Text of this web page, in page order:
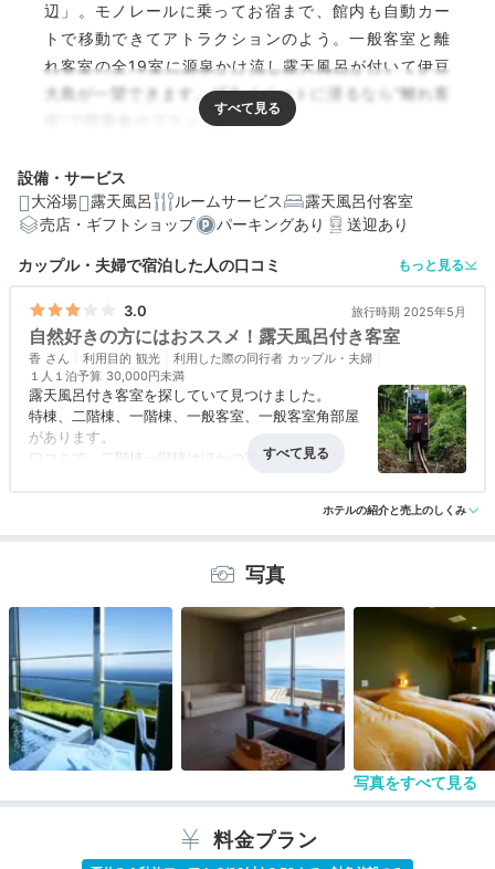
辺」。モノレールに乗ってお宿まで、館内も自動カー
トで移動できてアトラクションのよう。一般客室と離
れ客室の全19室に源泉かけ流し露天風呂が付いて伊豆
大島が一望できます。プライベートに浸るなら“離れ客
室”で部屋食のプランもあり。
編集部おすすめの３つのポイント
伊豆大島・相模湾を一望できる、オーシャンビューの客
室
全室に自家源泉かけ流しの温泉露天風呂付き
モノレールに乗ってお宿まで。自動カートでアトラクシ
ョン気分
設備・サービス
大浴場
露天風呂 ルームサービス
露天風呂付客室
売店・ギフトショップ
パーキングあり 送迎あり
カップル・夫婦で宿泊した人の口コミ もっと見る
3.0 旅行時期 2025年5月
自然好きの方にはおススメ！露天風呂付き客室
香 利用目的 観光 利用した際の同行者 カップル・夫婦
１人１泊予算 30,000円未満
露天風呂付き客室を探していて見つけました。
特棟、二階棟、一階棟、一般客室、一般客室角部屋
があります。
口コミで、二階棟一階棟はほかの客の音が気になる
露天風呂付のお部屋で自然に囲まれています。
今の時期は虫は比較的少なかったです。
夏になると蚊などでると思います。
車を駐車場に入れてモノレールでフロントまで行き
ます。
私たち夫婦は３時に駐車場に一番乗りで入庫したの
ですが、送迎の客がその後入ってきたため先にモノ
レールでロビーまで行ってしまいました。そのた
め、モノレールが戻ってくるまで１０分近く待つこ
とになりました。
チェックアウト時は、カートを事前にお願いしカー
トの準備できたとスタッフより連絡をもらい外に出
てみるとカートがありませんでした。
スタッフが謝罪して再度カートを手配してくれまし
たが、それなら歩いたほうが早かったです。
アクセス 2.0 コスパ 3.0 客室 3.0 接客対応 3.0 風呂 4.5
ホテルの紹介と売上のしくみ
写真
写真をすべて見る
料金プラン